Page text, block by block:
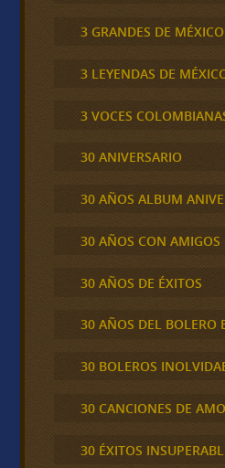
3 GRANDES DE MÉXICO
3 LEYENDAS DE
3 VOCES
30 ANIVERSARIO
30 AÑOS ALBUM
30 AÑOS CON AMIGOS
30 AÑOS DE ÉXITOS
30 AÑOS DEL BOLERO
30 BOLEROS
30 CANCIONES DE
30 ÉXITOS